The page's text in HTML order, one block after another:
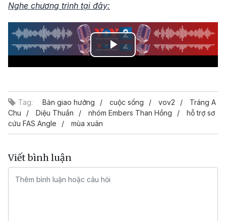
Nghe chương trình tại đây:
Play
Tag: Bản giao hưởng cuộc sống vov2
Tráng A
Chu
Diệu Thuần nhóm Embers Than Hồng
hỗ trợ sơ
cứu FAS Angle
mùa xuân
Viết bình luận